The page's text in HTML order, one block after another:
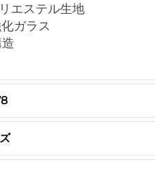
エステル生地
ガラス